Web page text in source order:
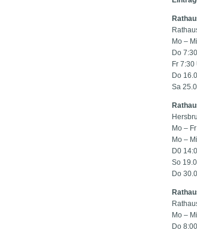
Mo –
Do
Fr
Do
Sa
Mo –
Mo –
D0
So
Do
Mo –
Do